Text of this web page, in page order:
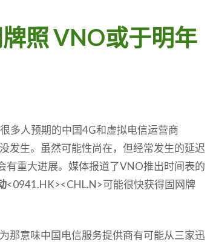
照 VNO或于明年
多人预期的中国4G和虚拟电信运营商
发生。虽然可能性尚在，但经常发生的延迟
有重大进展。媒体报道了VNO推出时间表的
<0941.HK><CHL.N>可能很快获得固网牌
那意味中国电信服务提供商有可能从三家迅